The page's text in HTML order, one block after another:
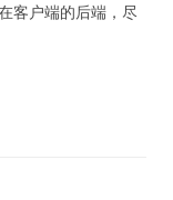
客户端的后端，尽